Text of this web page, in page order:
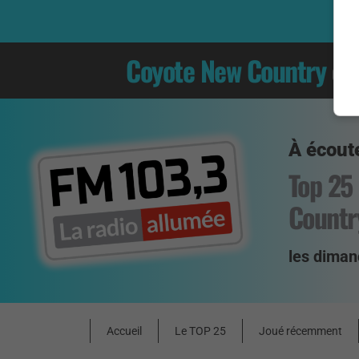
Coyote New Country
À
Top
les
Accueil Le TOP 25 Joué récemment